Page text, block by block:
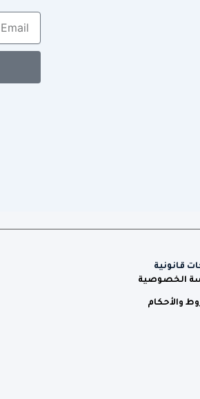
Email
قانونية
الخصوصية
والأحكام